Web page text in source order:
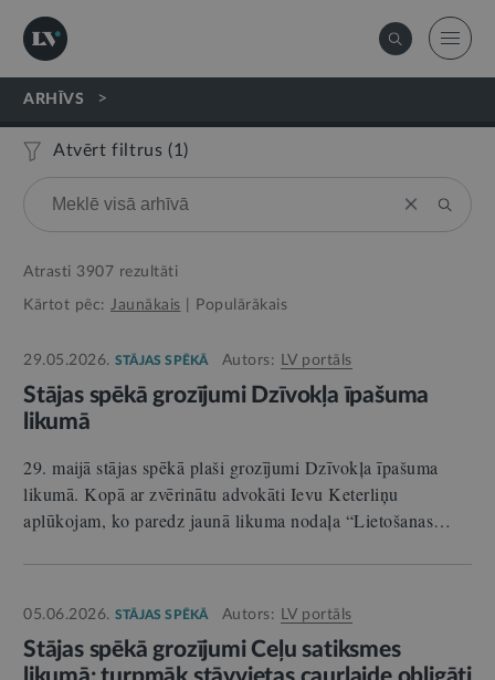
ARHĪVS >
Atvērt filtrus (1 )
Atrasti 3907 rezultāti
Kārtot pēc: Jaunākais Populārākais
29.05.2026. STĀJAS SPĒKĀ Autors: LV portāls
Stājas spēkā grozījumi Dzīvokļa īpašuma
likumā
29. maijā stājas spēkā plaši grozījumi Dzīvokļa īpašuma
likumā. Kopā ar zvērinātu advokāti Ievu Keterliņu
aplūkojam, ko paredz jaunā likuma nodaļa “Lietošanas…
05.06.2026. STĀJAS SPĒKĀ Autors: LV portāls
Stājas spēkā grozījumi Ceļu satiksmes